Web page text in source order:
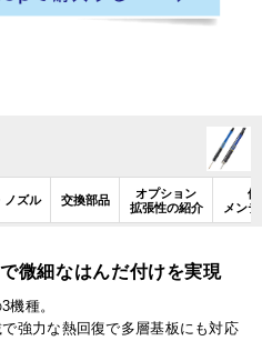
ノズル 交換部品
オプション
拡張性の紹介
使
メン
微細なはんだ付けを実現
機種。
強力な熱回復で多層基板にも対応